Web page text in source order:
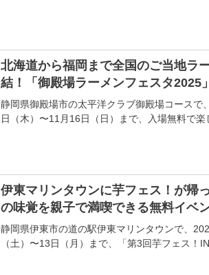
北海道から福岡まで全国のご当地ラ
結！「御殿場ラーメンフェスタ2025
静岡県御殿場市の太平洋クラブ御殿場コースで
日（木）〜11月16日（日）まで、入場無料で楽
伊東マリンタウンに芋フェス！が
の味覚を親子で満喫できる無料イベ
静岡県伊東市の道の駅伊東マリンタウンで、
（土）〜13日（月）まで、「第3回芋フェス！